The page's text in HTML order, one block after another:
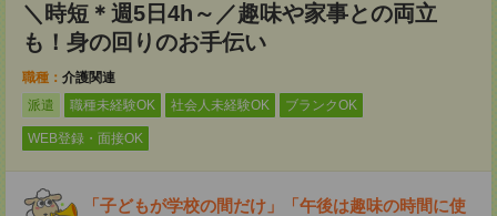
＼時短＊週5日4h～／趣味や家事との両立
も！身の回りのお手伝い
職種： 介護関連
派遣
職種未経験OK 社会人未経験OK ブランクOK
WEB登録・面接OK
「子どもが学校の間だけ」「午後は趣味の時間に使